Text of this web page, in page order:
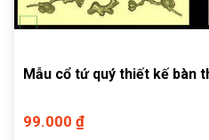
Mẫu cổ tứ quý thiết kế bàn
99.000 ₫